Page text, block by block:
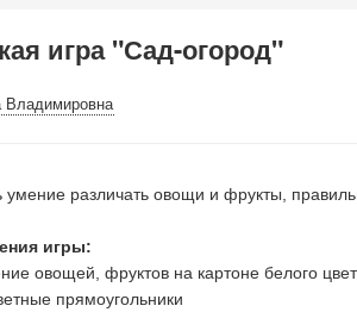
игра "Сад-огород"
Владимировна
умение различать овощи и фрукты,
игры:
овощей, фруктов на картоне белого
прямоугольники